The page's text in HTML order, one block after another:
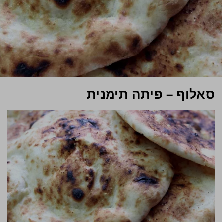
סאלוף – פיתה תימנית